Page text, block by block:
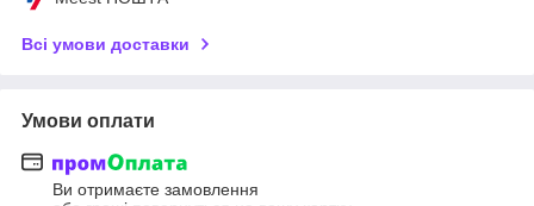
Всі умови доставки
Умови оплати
Ви отримаєте замовлення